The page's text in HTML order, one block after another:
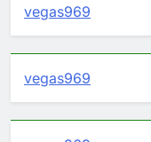
vegas969
vegas969